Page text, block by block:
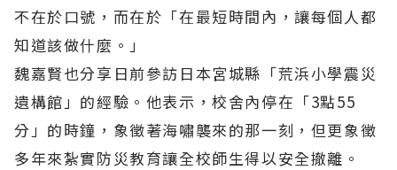
不在於口號，而在於「在最短時間內，讓每個人都
知道該做什麼。」
魏嘉賢也分享日前參訪日本宮城縣「荒浜小學震災
遺構館」的經驗。他表示，校舍內停在「3點55
分」的時鐘，象徵著海嘯襲來的那一刻，但更象徵
多年來紮實防災教育讓全校師生得以安全撤離。